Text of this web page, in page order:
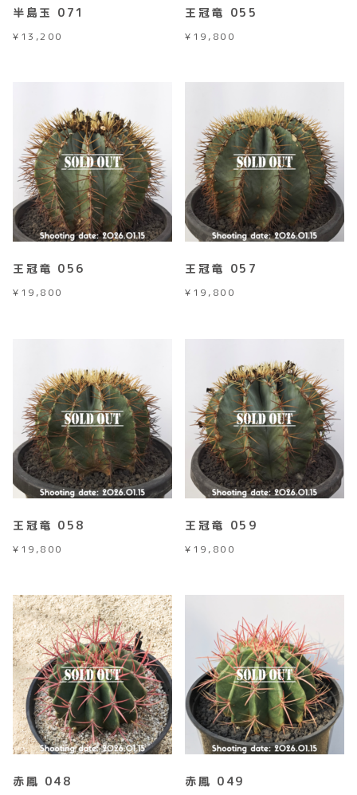
半島玉 071
¥ 13,200
王冠竜 055
¥ 19,800
王冠竜 056
¥ 19,800
王冠竜 057
¥ 19,800
王冠竜 058
¥ 19,800
王冠竜 059
¥ 19,800
赤鳳 048 赤鳳 049